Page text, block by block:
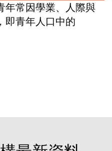
年常因學業、人際與
即青年人口中的